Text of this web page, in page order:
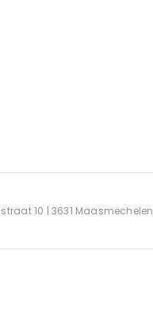
10 | 3631 Maasmechelen